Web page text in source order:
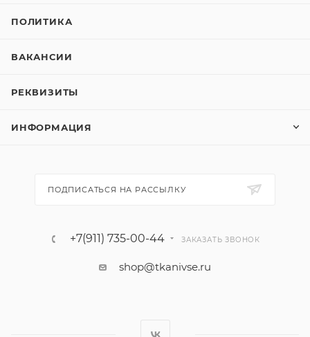
ПОЛИТИКА
ВАКАНСИИ
РЕКВИЗИТЫ
ИНФОРМАЦИЯ
ПОДПИСАТЬСЯ НА РАССЫЛКУ
+7(911) 735-00-44 ЗАКАЗАТЬ ЗВОНОК
shop@tkanivse.ru